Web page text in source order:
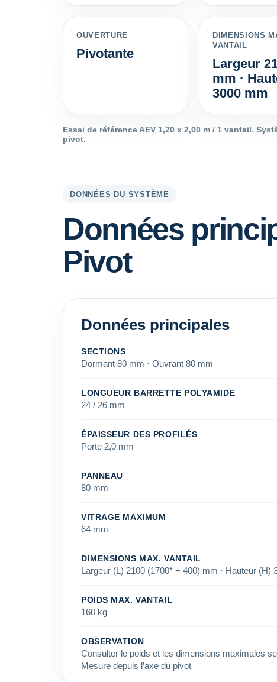
OUVERTURE
Pivotante
DIMENSIONS
VANTAIL
Largeur
mm ·
3000 mm
Essai de référence AEV 1,20 x 2,00 m / 1 vantail.
pivot.
DONNÉES DU SYSTÈME
Données
Pivot
Données principales
SECTIONS
Dormant 80 mm · Ouvrant 80 mm
LONGUEUR BARRETTE POLYAMIDE
24 / 26 mm
ÉPAISSEUR DES PROFILÉS
Porte 2,0 mm
PANNEAU
80 mm
VITRAGE MAXIMUM
64 mm
DIMENSIONS MAX. VANTAIL
Largeur (L) 2100 (1700* + 400) mm · Hauteur (H)
POIDS MAX. VANTAIL
160 kg
OBSERVATION
Consulter le poids et les dimensions maximales
Mesure depuis l’axe du pivot